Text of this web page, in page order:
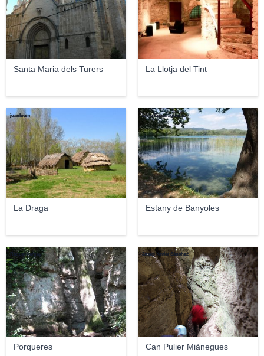
Santa Maria dels Turers La Llotja del Tint
La Draga
joanloam
Estany de Banyoles
Lidia Esparraguera
Porqueres
Raquel Xargay
Can Pulier Miànegues
Josep Xavier Sànchez